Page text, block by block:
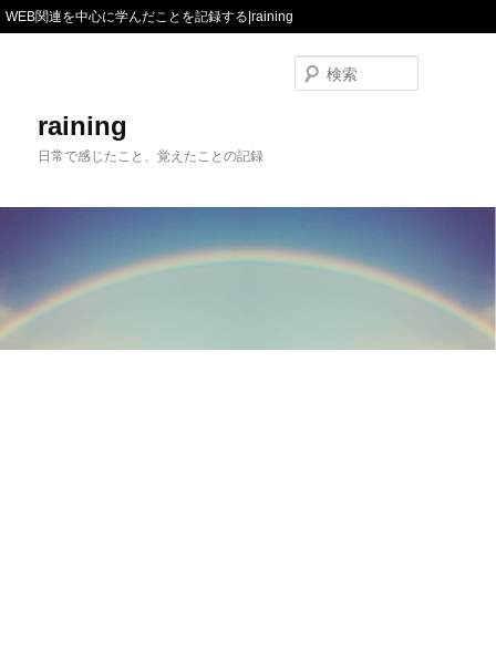
WEB関連を中心に学んだことを記録する|raining
raining
日常で感じたこと、覚えたことの記録